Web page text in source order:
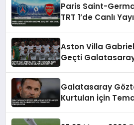
Paris Saint-
TRT 1’de Canlı
Aston Villa
Geçti Galatasaray
Galatasaray
Kurtulan İçin